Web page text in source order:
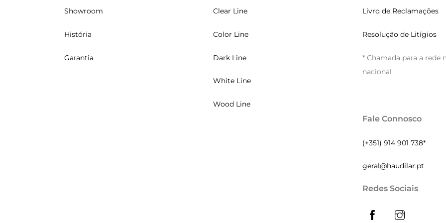
Showroom
História
Garantia
Clear Line
Color Line
Dark Line
White Line
Wood Line
Livro de Reclamações
Resolução de Litígios
* Chamada para a rede
nacional
Fale Connosco
(+351) 914 901 738*
geral@haudilar.pt
Redes Sociais